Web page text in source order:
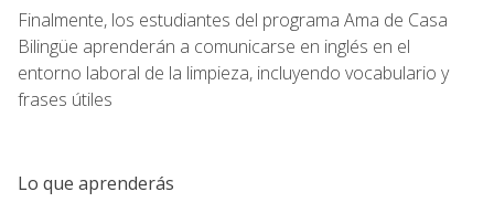
Finalmente, los estudiantes del programa Ama de Casa
Bilingüe aprenderán a comunicarse en inglés en el
entorno laboral de la limpieza, incluyendo vocabulario y
frases útiles
Lo que aprenderás